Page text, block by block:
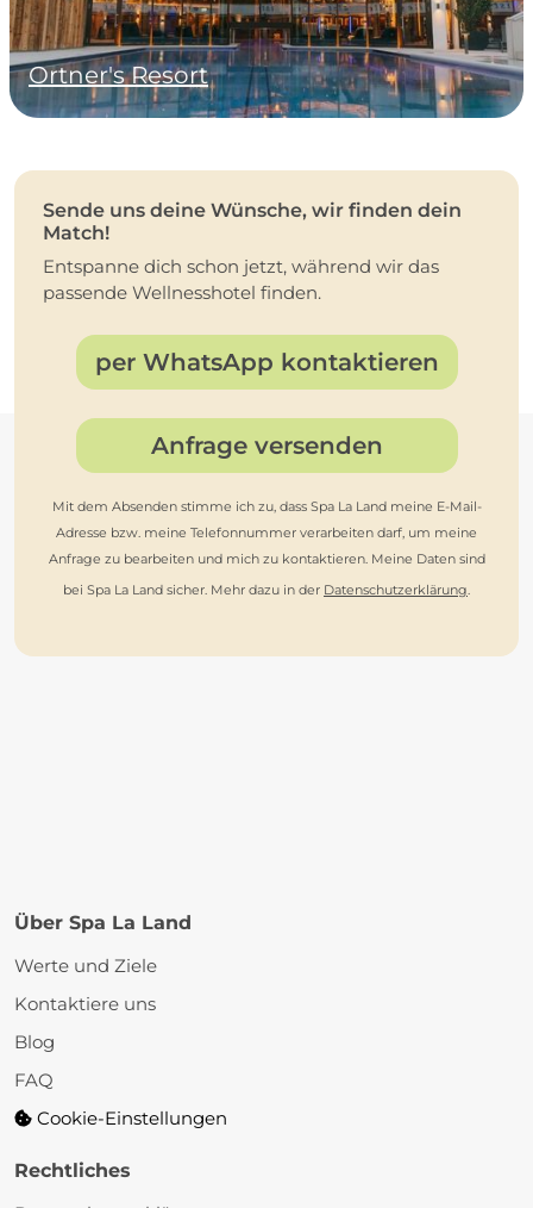
Ortner's Resort
Sende uns deine Wünsche, wir finden dein
Match!
Entspanne dich schon jetzt, während wir das
passende Wellnesshotel finden.
per WhatsApp kontaktieren
Anfrage versenden
Mit dem Absenden stimme ich zu, dass Spa La Land meine E-Mail-
Adresse bzw. meine Telefonnummer verarbeiten darf, um meine
Anfrage zu bearbeiten und mich zu kontaktieren. Meine Daten sind
bei Spa La Land sicher. Mehr dazu in der Datenschutzerklärung.
Über Spa La Land
Werte und Ziele
Kontaktiere uns
Blog
FAQ
Cookie-Einstellungen
Rechtliches